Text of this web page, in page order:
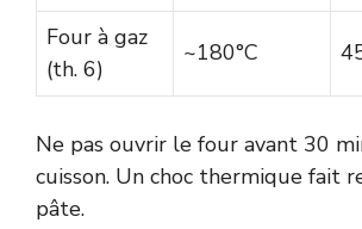
Four à gaz
(th. 6)
~180°C
Ne pas ouvrir le four avant 30
cuisson. Un choc thermique fait
pâte.